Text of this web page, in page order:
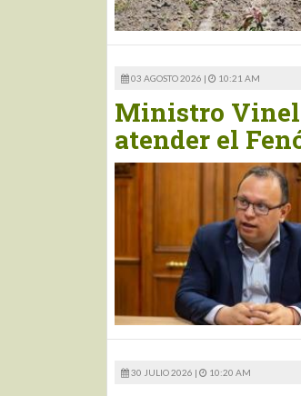
03 AGOSTO 2026 | 10:21 AM
Ministro
atender el
30 JULIO 2026 | 10:20 AM